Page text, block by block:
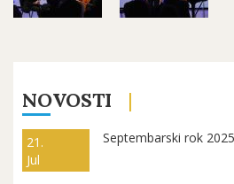
NOVOSTI
21.
Jul
Septembarski rok